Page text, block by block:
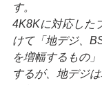
す。
4K8Kに対応した
けて「地デジ、
を増幅するもの
するが、地デジ